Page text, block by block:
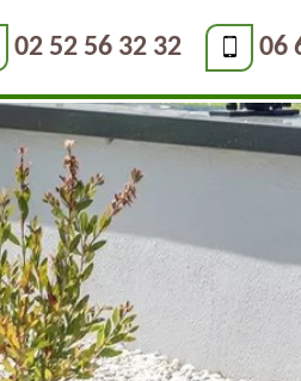
02 52 56 32 32 06